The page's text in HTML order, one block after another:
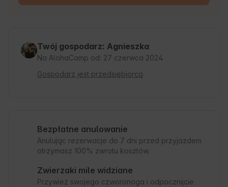
Twój gospodarz: Agnieszka
Na AlohaCamp od: 27 czerwca 2024
Gospodarz jest przedsiębiorcą
Bezpłatne anulowanie
Anulując rezerwacje do 7 dni przed przyjazdem
otrzymasz 100% zwrotu kosztów.
Zwierzaki mile widziane
Przywieź swojego czworonoga i odpocznijcie